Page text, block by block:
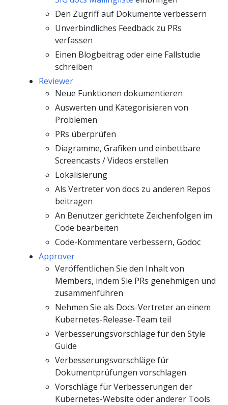
Den Zugriff auf Dokumente verbessern
Unverbindliches Feedback zu PRs
verfassen
Einen Blogbeitrag oder eine Fallstudie
schreiben
Reviewer
Neue Funktionen dokumentieren
Auswerten und Kategorisieren von
Problemen
PRs überprüfen
Diagramme, Grafiken und einbettbare
Screencasts / Videos erstellen
Lokalisierung
Als Vertreter von docs zu anderen Repos
beitragen
An Benutzer gerichtete Zeichenfolgen im
Code bearbeiten
Code-Kommentare verbessern, Godoc
Approver
Veröffentlichen Sie den Inhalt von
Members, indem Sie PRs genehmigen und
zusammenführen
Nehmen Sie als Docs-Vertreter an einem
Kubernetes-Release-Team teil
Verbesserungsvorschläge für den Style
Guide
Verbesserungsvorschläge für
Dokumentprüfungen vorschlagen
Vorschläge für Verbesserungen der
Kubernetes-Website oder anderer Tools